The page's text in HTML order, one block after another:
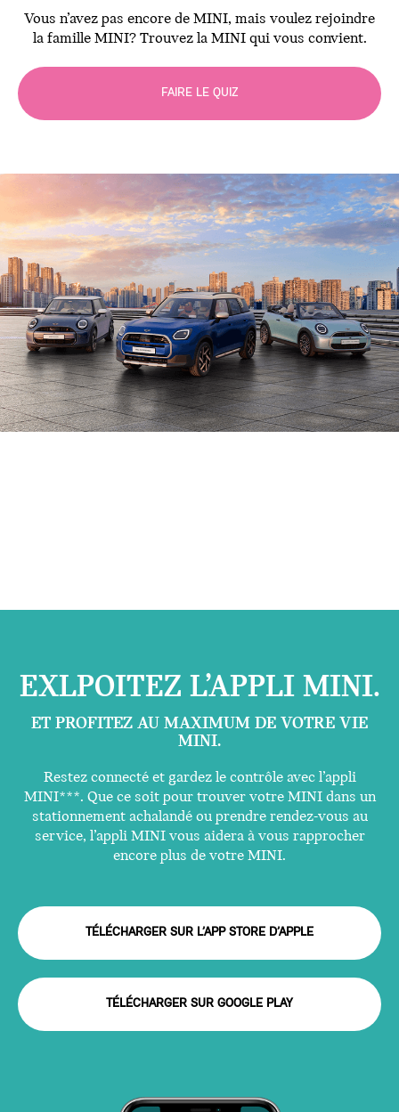
Vous n’avez pas encore de MINI, mais voulez rejoindre
la famille MINI? Trouvez la MINI qui vous convient.
FAIRE LE QUIZ
EXLPOITEZ L’APPLI MINI.
ET PROFITEZ AU MAXIMUM DE VOTRE VIE
MINI.
Restez connecté et gardez le contrôle avec l’appli
MINI***. Que ce soit pour trouver votre MINI dans un
stationnement achalandé ou prendre rendez-vous au
service, l’appli MINI vous aidera à vous rapprocher
encore plus de votre MINI.
TÉLÉCHARGER SUR L’APP STORE D’APPLE
TÉLÉCHARGER SUR GOOGLE PLAY